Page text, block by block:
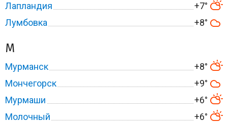
Лапландия
+7°
Лумбовка
+8°
М
Мурманск
+8°
Мончегорск
+9°
Мурмаши
+6°
Молочный
+6°